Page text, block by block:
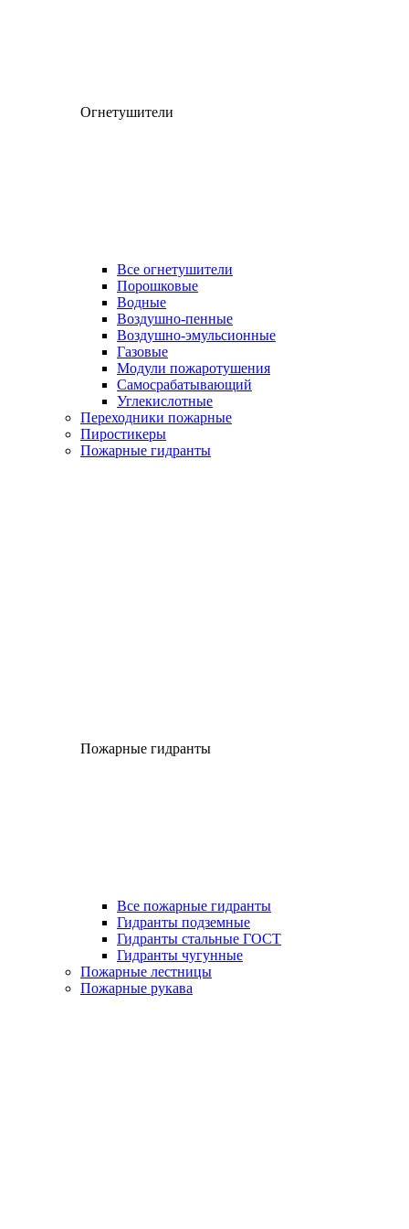
Огнетушители
Все огнетушители
Порошковые
Водные
Воздушно-пенные
Воздушно-эмульсионные
Газовые
Модули пожаротушения
Самосрабатывающий
Углекислотные
Переходники пожарные
Пиростикеры
Пожарные гидранты
Пожарные гидранты
Все пожарные гидранты
Гидранты подземные
Гидранты стальные ГОСТ
Гидранты чугунные
Пожарные лестницы
Пожарные рукава